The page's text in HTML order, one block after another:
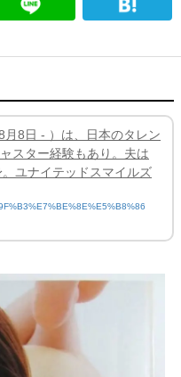
8日 - ）は、日本のタレン
スター経験もあり。夫は
ユナイテッドスマイルズ